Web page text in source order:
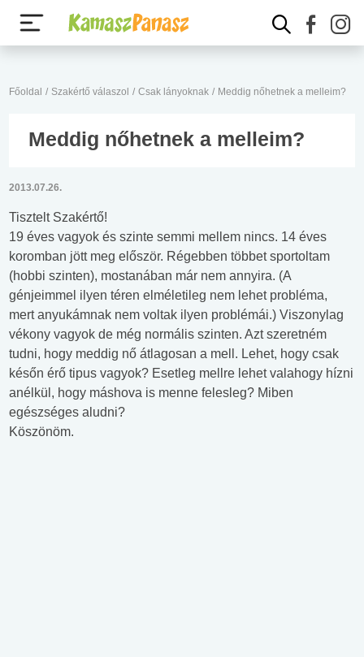
Főoldal / Szakértő válaszol / Csak lányoknak / Meddig nőhetnek a melleim?
Meddig nőhetnek a melleim?
2013.07.26.
Tisztelt Szakértő!
19 éves vagyok és szinte semmi mellem nincs. 14 éves
koromban jött meg először. Régebben többet sportoltam
(hobbi szinten), mostanában már nem annyira. (A
génjeimmel ilyen téren elméletileg nem lehet probléma,
mert anyukámnak nem voltak ilyen problémái.) Viszonylag
vékony vagyok de még normális szinten. Azt szeretném
tudni, hogy meddig nő átlagosan a mell. Lehet, hogy csak
későn érő tipus vagyok? Esetleg mellre lehet valahogy hízni
anélkül, hogy máshova is menne felesleg? Miben
egészséges aludni?
Köszönöm.